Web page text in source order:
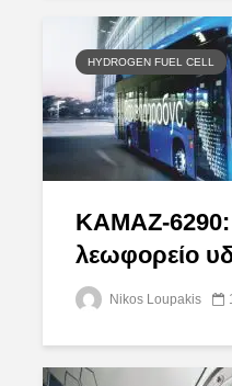
HYDROGEN FUEL CELL
KАМАZ-
λεωφορείο
Nikos Loupakis